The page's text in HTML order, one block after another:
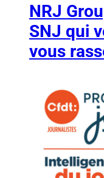
NRJ
SNJ qui
vous